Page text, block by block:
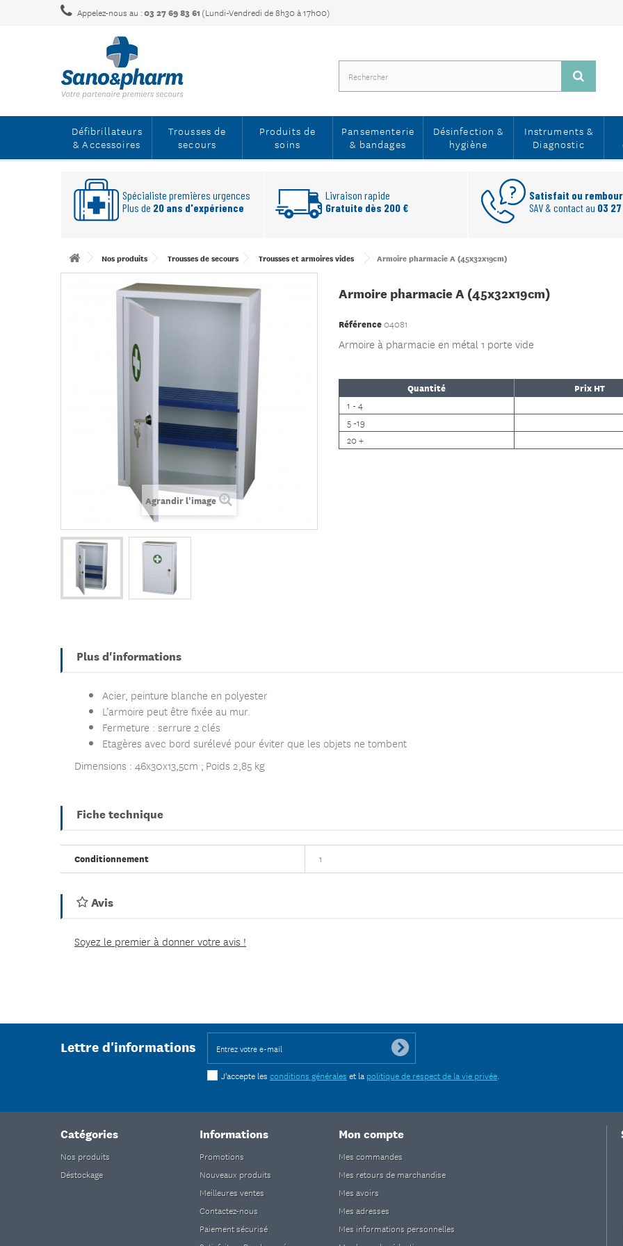
Appelez-nous au :03 27 69 83 61 (Lundi-Vendredi de 8h30 à 17h00)
Défibrillateurs
& Accessoires
Trousses de
secours
Produits de
soins
Pansementerie
& bandages
Désinfection &
hygiène
Instruments &
Diagnostic
Spécialiste premières urgences
Plus de 20 ans d'expérience
Livraison rapide
Gratuite dès 200 €
Satisfait ou
SAV & contact au 03
Nos produits Trousses de secours Trousses et armoires vides Armoire pharmacie A (45x32x19cm)
Agrandir l'image
Armoire pharmacie A (45x32x19cm)
Référence04081
Armoire à pharmacie en métal 1 porte vide
Quantité Prix HT
1 - 4
5 -19
20 +
Plus d'informations
Acier, peinture blanche en polyester
L’armoire peut être fixée au mur.
Fermeture : serrure 2 clés
Etagères avec bord surélevé pour éviter que les objets ne tombent
Dimensions : 46x30x13,5cm ; Poids 2,85 kg
Fiche technique
Conditionnement 1
Avis
Soyez le premier à donner votre avis !
Lettre d'informations
J'accepte les conditions générales et la politique de respect de la vie privée.
Catégories
Nos produits
Déstockage
Informations
Promotions
Nouveaux produits
Meilleures ventes
Contactez-nous
Paiement sécurisé
Mon compte
Mes commandes
Mes retours de marchandise
Mes avoirs
Mes adresses
Mes informations personnelles